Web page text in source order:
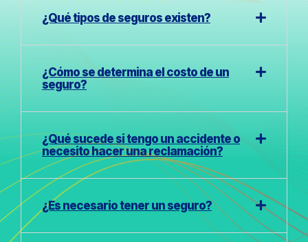
¿Qué tipos de seguros existen?
¿Cómo se determina el costo de un
seguro?
¿Qué sucede si tengo un accidente o
necesito hacer una reclamación?
¿Es necesario tener un seguro?